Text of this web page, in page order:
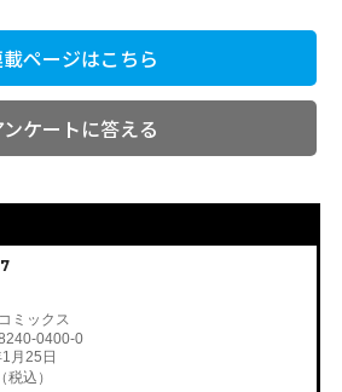
ページはこちら
ンケートに答える
ミックス
0400-0
月25日
税込）